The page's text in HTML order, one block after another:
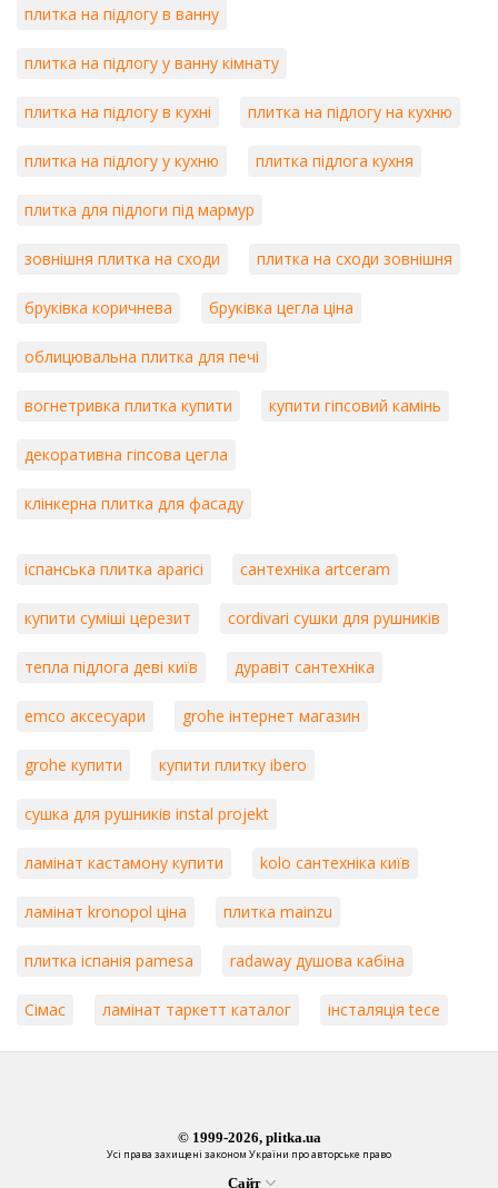
плитка на підлогу в ванну
плитка на підлогу у ванну кімнату
плитка на підлогу в кухні плитка на підлогу на кухню
плитка на підлогу у кухню плитка підлога кухня
плитка для підлоги під мармур
зовнішня плитка на сходи плитка на сходи зовнішня
бруківка коричнева бруківка цегла ціна
облицювальна плитка для печі
вогнетривка плитка купити купити гіпсовий камінь
декоративна гіпсова цегла
клінкерна плитка для фасаду
іспанська плитка aparici сантехніка artceram
купити суміші церезит cordivari сушки для рушників
тепла підлога деві київ дуравіт сантехніка
emco аксесуари grohe інтернет магазин
grohe купити купити плитку ibero
сушка для рушників instal projekt
ламінат кастамону купити kolo сантехніка київ
ламінат kronopol ціна плитка mainzu
плитка іспанія pamesa radaway душова кабіна
Сімас ламінат таркетт каталог інсталяція tece
© 1999-2026, plitka.ua
Усі права захищені законом України про авторське право
Сайт